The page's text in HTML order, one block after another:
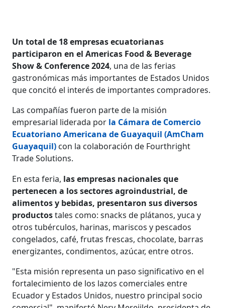
Un total de 18 empresas ecuatorianas
participaron en el Americas Food & Beverage
Show & Conference 2024, una de las ferias
gastronómicas más importantes de Estados Unidos
que concitó el interés de importantes compradores.
Las compañías fueron parte de la misión
empresarial liderada por la Cámara de Comercio
Ecuatoriano Americana de Guayaquil (AmCham
Guayaquil) con la colaboración de Fourthright
Trade Solutions.
En esta feria, las empresas nacionales que
pertenecen a los sectores agroindustrial, de
alimentos y bebidas, presentaron sus diversos
productostales como: snacks de plátanos, yuca y
otros tubérculos, harinas, mariscos y pescados
congelados, café, frutas frescas, chocolate, barras
energizantes, condimentos, azúcar, entre otros.
"Esta misión representa un paso significativo en el
fortalecimiento de los lazos comerciales entre
Ecuador y Estados Unidos, nuestro principal socio